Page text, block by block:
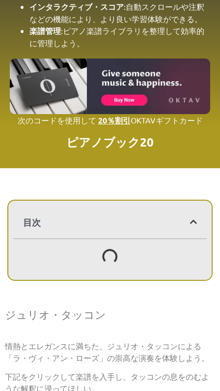
インタラクティブ・スコア:自動スクロールや注釈
などの機能により、より良い学習体験ができる。
楽譜管理:ピアノ楽譜ライブラリを整理して効率的
に管理しよう。
次のコードを使用して 20％割引OKTAVギフトカード
ピアノブック20
目次
ジュリオ・タッコン
情熱とエレガンスに満ちた、ジュリオ・タッコンによる
「ラ・ヴィ・アン・ローズ」の崇高な演奏を体験しよう。
下記をクリックして楽譜を入手し、タッコンの息をのむよ
うな解釈に浸ってほしい。